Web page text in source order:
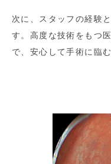
次に、スタッフの経験
す。高度な技術をもつ
で、安心して手術に臨